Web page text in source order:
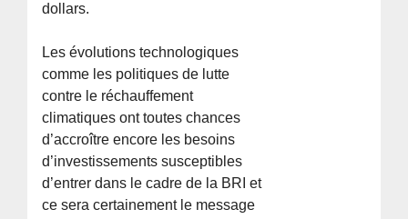
dollars.
Les évolutions technologiques
comme les politiques de lutte
contre le réchauffement
climatiques ont toutes chances
d’accroître encore les besoins
d’investissements susceptibles
d’entrer dans le cadre de la BRI et
ce sera certainement le message